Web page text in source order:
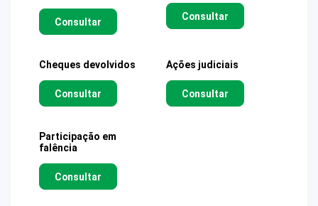
Consultar Consultar
Cheques devolvidos
Consultar
Ações judiciais
Consultar
Participação em
falência
Consultar